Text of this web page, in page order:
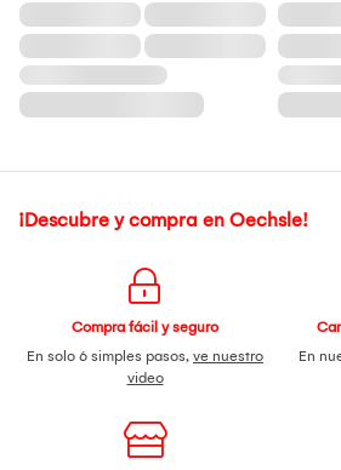
¡Descubre y compra en Oechsle!
Compra fácil y seguro
En solo 6 simples pasos, ve nuestro
video
En